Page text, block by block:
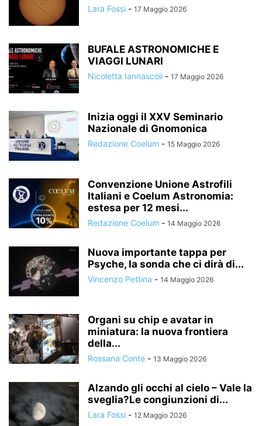
Lara Fossi - 17 Maggio 2026
BUFALE ASTRONOMICHE E
VIAGGI LUNARI
Nicoletta Iannascoli - 17 Maggio 2026
Inizia oggi il XXV Seminario
Nazionale di Gnomonica
Redazione Coelum - 15 Maggio 2026
Convenzione Unione Astrofili
Italiani e Coelum Astronomia:
estesa per 12 mesi...
Redazione Coelum - 14 Maggio 2026
Nuova importante tappa per
Psyche, la sonda che ci dirà di...
Vincenzo Pettina - 14 Maggio 2026
Organi su chip e avatar in
miniatura: la nuova frontiera
della...
Rossana Conte - 13 Maggio 2026
Alzando gli occhi al cielo – Vale la
sveglia?Le congiunzioni di...
Lara Fossi - 12 Maggio 2026